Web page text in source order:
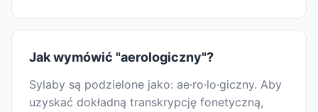
Jak wymówić "aerologiczny"?
Sylaby są podzielone jako: ae·ro·lo·giczny. Aby
uzyskać dokładną transkrypcję fonetyczną,